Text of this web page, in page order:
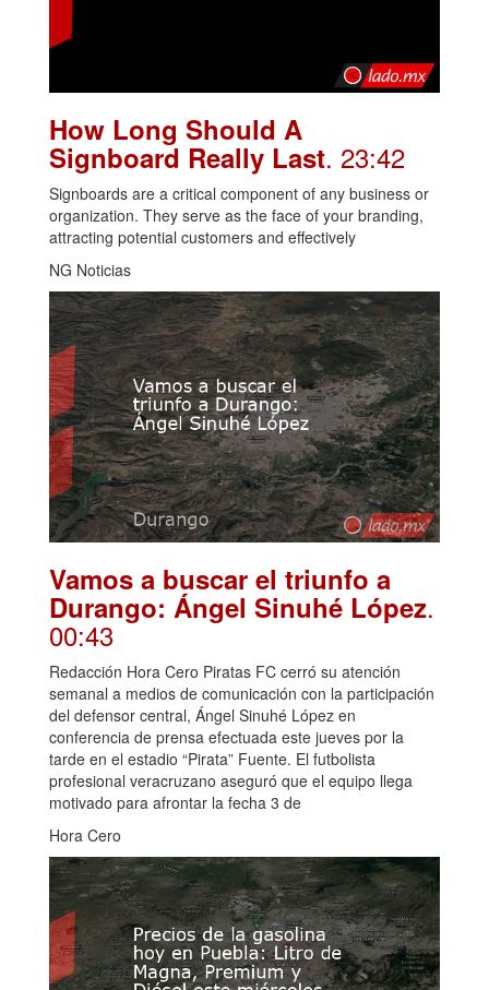
How Long Should A
Signboard Really Last. 23:42
Signboards are a critical component of any business or
organization. They serve as the face of your branding,
attracting potential customers and effectively
NG Noticias
Vamos a buscar el triunfo a
Durango: Ángel Sinuhé López.
00:43
Redacción Hora Cero Piratas FC cerró su atención
semanal a medios de comunicación con la participación
del defensor central, Ángel Sinuhé López en
conferencia de prensa efectuada este jueves por la
tarde en el estadio “Pirata” Fuente. El futbolista
profesional veracruzano aseguró que el equipo llega
motivado para afrontar la fecha 3 de
Hora Cero